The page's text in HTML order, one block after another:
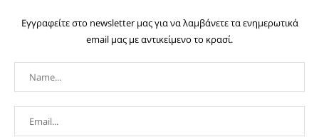
Εγγραφείτε στο newsletter μας για να λαμβάνετε τα ενημερωτικά
email μας με αντικείμενο το κρασί.